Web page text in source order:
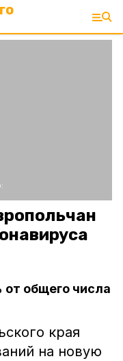
от общего числа
края
на новую